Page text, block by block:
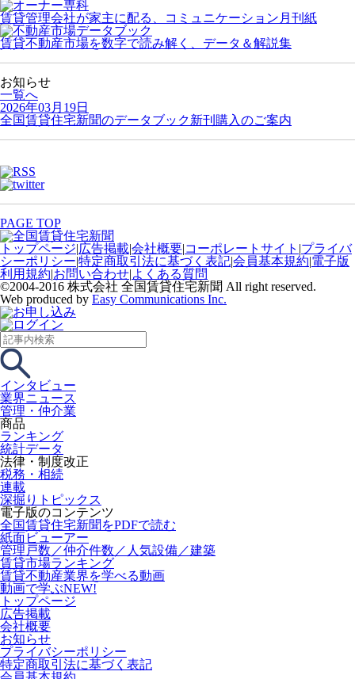
賃貸管理会社が家主に配る、コミュニケーション月刊紙
賃貸不動産市場を数字で読み解く、データ＆解説集
お知らせ
一覧へ
2026年03月19日
全国賃貸住宅新聞のデータブック新刊購入のご案内
PAGE TOP
トップページ|広告掲載|会社概要|コーポレートサイト |プライバ
シーポリシー|特定商取引法に基づく表記|会員基本規約|電子版
利用規約|お問い合わせ|よくある質問
©2004-2016 株式会社 全国賃貸住宅新聞 All right reserved.
Web produced by Easy Communications Inc.
インタビュー
業界ニュース
管理・仲介業
商品
ランキング
統計データ
法律・制度改正
税務・相続
連載
深掘りトピックス
電子版のコンテンツ
全国賃貸住宅新聞をPDFで読む
紙面ビューアー
管理戸数／仲介件数／人気設備／建築
賃貸市場ランキング
賃貸不動産業界を学べる動画
動画で学ぶNEW!
トップページ
広告掲載
会社概要
お知らせ
プライバシーポリシー
特定商取引法に基づく表記